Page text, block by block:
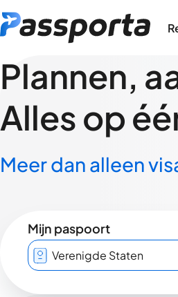
Plannen,
Alles op
Meer dan alleen
Mijn paspoort